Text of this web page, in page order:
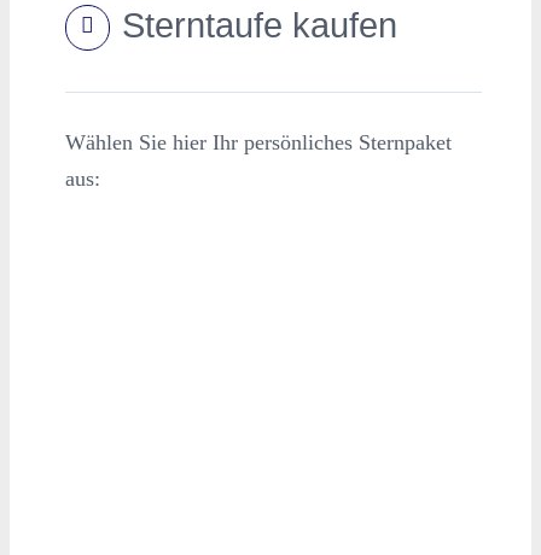
Sterntaufe kaufen
Wählen Sie hier Ihr persönliches Sternpaket
aus: